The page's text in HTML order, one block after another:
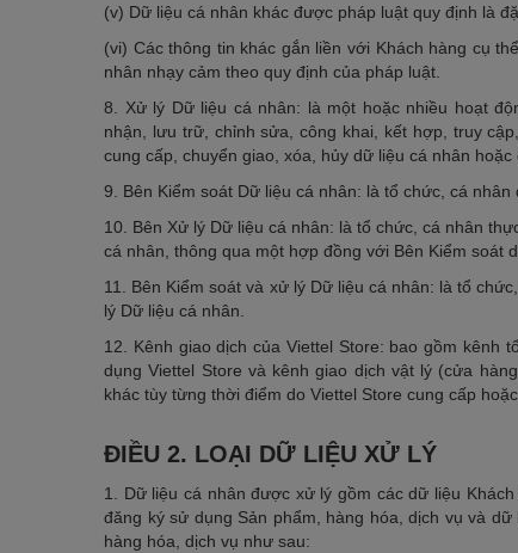
(v) Dữ liệu cá nhân khác được pháp luật quy định là
(vi) Các thông tin khác gắn liền với Khách hàng cụ
nhân nhạy cảm theo quy định của pháp luật.
8. Xử lý Dữ liệu cá nhân: là một hoặc nhiều hoạt
nhận, lưu trữ, chỉnh sửa, công khai, kết hợp, truy
cung cấp, chuyển giao, xóa, hủy dữ liệu cá nhân
9. Bên Kiểm soát Dữ liệu cá nhân: là tổ chức, cá
10. Bên Xử lý Dữ liệu cá nhân: là tổ chức, cá nhân
cá nhân, thông qua một hợp đồng với Bên Kiểm soát
11. Bên Kiểm soát và xử lý Dữ liệu cá nhân: là tổ
lý Dữ liệu cá nhân.
12. Kênh giao dịch của Viettel Store: bao gồm kênh
dụng Viettel Store và kênh giao dịch vật lý (cửa
khác tùy từng thời điểm do Viettel Store cung cấp
ĐIỀU 2. LOẠI DỮ LIỆU XỬ LÝ
1. Dữ liệu cá nhân được xử lý gồm các dữ liệu
đăng ký sử dụng Sản phẩm, hàng hóa, dịch vụ và
hàng hóa, dịch vụ như sau: